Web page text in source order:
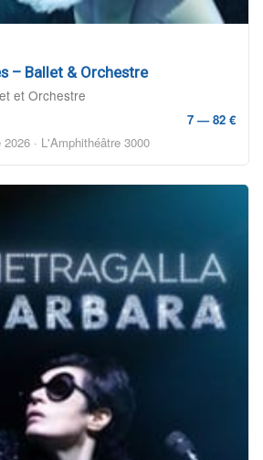
– Ballet & Orchestre
et Orchestre
7 — 82 €
· L'Amphithéâtre 3000